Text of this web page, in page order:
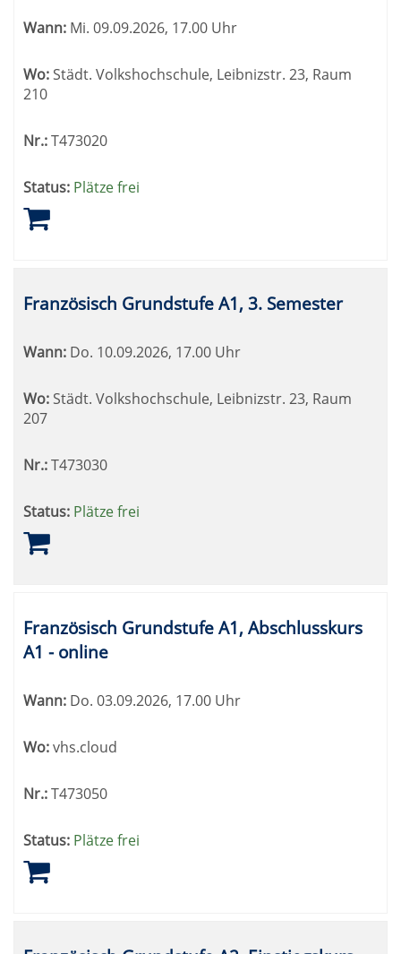
Wann: Mi. 09.09.2026, 17.00 Uhr
Wo:Städt. Volkshochschule, Leibnizstr. 23, Raum
210
Nr.:T473020
Status: Plätze frei
Französisch Grundstufe A1, 3. Semester
Wann: Do. 10.09.2026, 17.00 Uhr
Wo: Städt. Volkshochschule, Leibnizstr. 23, Raum
207
Nr.:T473030
Status: Plätze frei
Französisch Grundstufe A1, Abschlusskurs
A1 - online
Wann: Do. 03.09.2026, 17.00 Uhr
Wo:vhs.cloud
Nr.:T473050
Status: Plätze frei